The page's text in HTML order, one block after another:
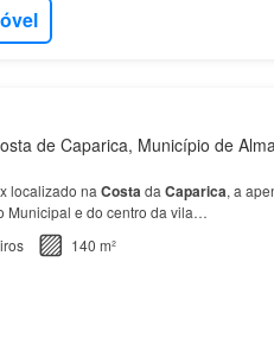
de Caparica, Município de
localizado na Costada Caparica, a
Municipal e do centro da vila…
140 m²